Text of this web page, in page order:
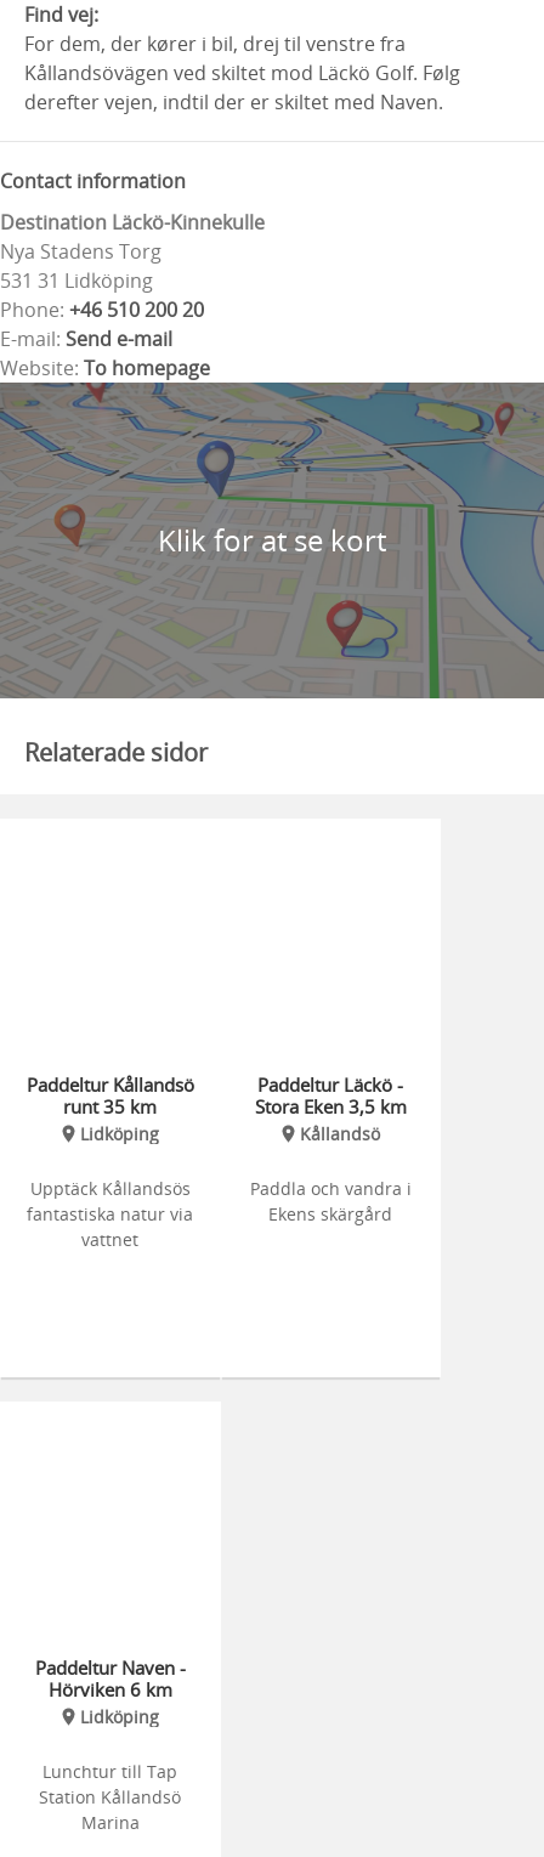
Find vej:
For dem, der kører i bil, drej til venstre fra
Kållandsövägen ved skiltet mod Läckö Golf. Følg
derefter vejen, indtil der er skiltet med Naven.
Contact information
Destination Läckö-Kinnekulle
Nya Stadens Torg
531 31 Lidköping
Phone: +46 510 200 20
E-mail: Send e-mail
Website: To homepage
Klik for at se kort
Relaterade sidor
Paddeltur Kållandsö
runt 35 km
Lidköping
Upptäck Kållandsös
fantastiska natur via
vattnet
Paddeltur Läckö -
Stora Eken 3,5 km
Kållandsö
Paddla och vandra i
Ekens skärgård
Paddeltur Naven -
Hörviken 6 km
Lidköping
Lunchtur till Tap
Station Kållandsö
Marina